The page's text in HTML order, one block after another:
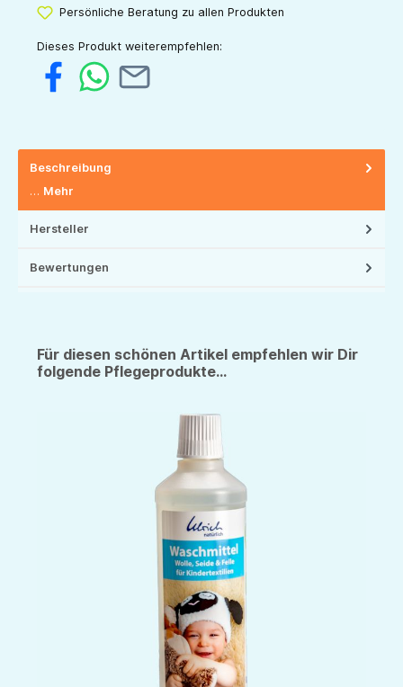
Persönliche Beratung zu allen Produkten
Dieses Produkt weiterempfehlen:
Beschreibung
… Mehr
Hersteller
Bewertungen
Für diesen schönen Artikel empfehlen wir Dir
folgende Pflegeprodukte...